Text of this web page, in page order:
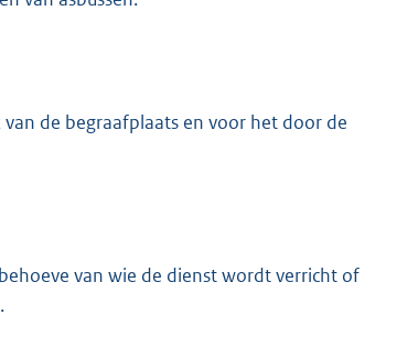
de begraafplaats en voor het door de
van wie de dienst wordt verricht of